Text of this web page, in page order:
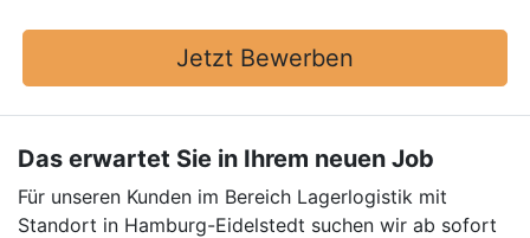
Jetzt Bewerben
Das erwartet Sie in Ihrem neuen Job
Für unseren Kunden im Bereich Lagerlogistik mit
Standort in Hamburg-Eidelstedt suchen wir ab sofort